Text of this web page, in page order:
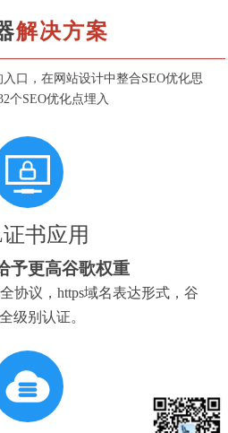
解决方案
口，在网站设计中整合SEO优化思
个SEO优化点埋入
证书应用
予更高谷歌权重
协议，https域名表达形式，谷
级别认证。